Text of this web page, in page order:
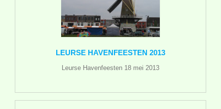
LEURSE HAVENFEESTEN 2013
Leurse Havenfeesten 18 mei 2013